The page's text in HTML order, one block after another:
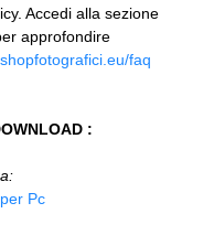
Accedi alla sezione
approfondire
faq
:
Pc